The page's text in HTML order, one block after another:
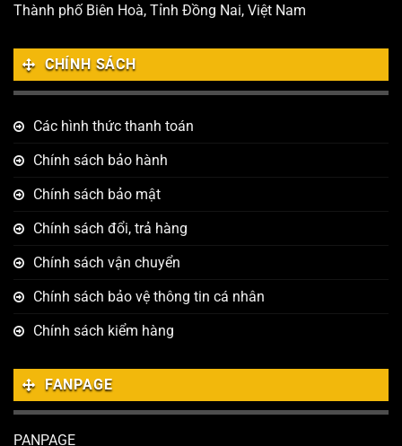
Thành phố Biên Hoà, Tỉnh Đồng Nai, Việt Nam
CHÍNH SÁCH
Các hình thức thanh toán
Chính sách bảo hành
Chính sách bảo mật
Chính sách đổi, trả hàng
Chính sách vận chuyển
Chính sách bảo vệ thông tin cá nhân
Chính sách kiểm hàng
FANPAGE
PANPAGE